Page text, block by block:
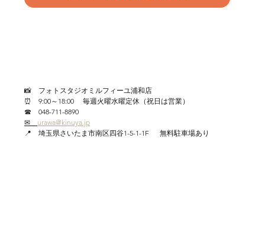
📸　フォトスタジオミルフィーユ浦和店
⏰　9:00～18:00     毎週火曜水曜定休（祝日は営業）
☎　048-711-8890
✉ urawa@kinuya.jp
📍　埼玉県さいたま市南区四谷1-5-1-1F      無料駐車場あり